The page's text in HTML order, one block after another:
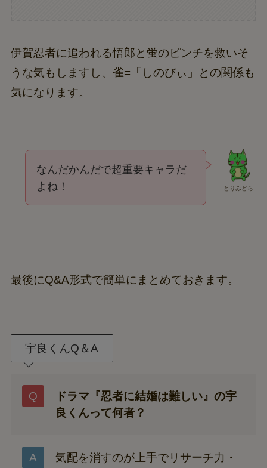
伊賀忍者に追われる悟郎と蛍のピンチを救いそ
うな気もしますし、雀=「しのびぃ」との関係も
気になります。
とりみどら
なんだかんだで超重要キャラだ
よね！
最後にQ&A形式で簡単にまとめておきます。
宇良くんQ＆A
ドラマ『忍者に結婚は難しい』の宇
良くんって何者？
気配を消すのが上手でリサーチ力・